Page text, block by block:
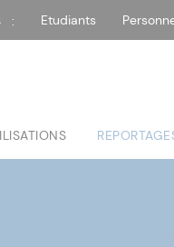
: Etudiants